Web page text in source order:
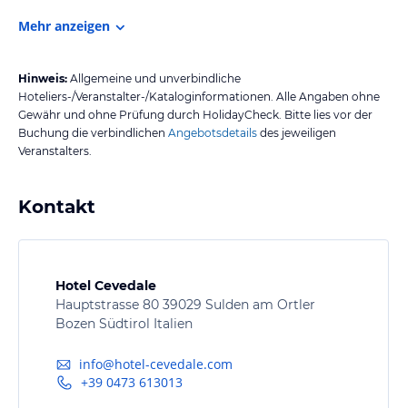
Mehr anzeigen
Hinweis: Allgemeine und unverbindliche
Hoteliers-/Veranstalter-/Kataloginformationen. Alle Angaben ohne
Gewähr und ohne Prüfung durch HolidayCheck. Bitte lies vor der
Buchung die verbindlichen Angebotsdetails des jeweiligen
Veranstalters.
Kontakt
Hotel Cevedale
Hauptstrasse 80 39029 Sulden am Ortler
Bozen Südtirol Italien
info@hotel-cevedale.com
+39 0473 613013